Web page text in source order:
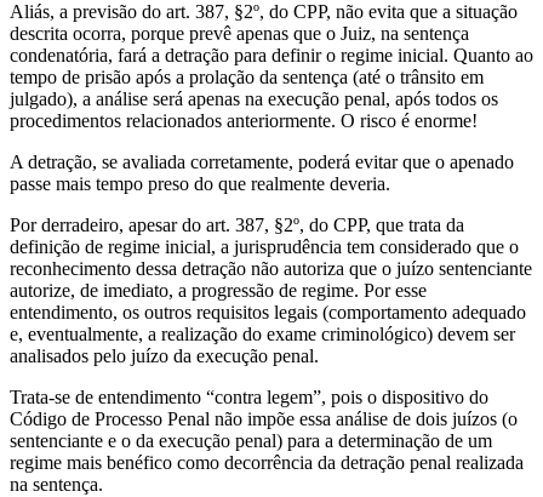
Aliás, a previsão do art. 387, §2º, do CPP, não evita que a situação
descrita ocorra, porque prevê apenas que o Juiz, na sentença
condenatória, fará a detração para definir o regime inicial. Quanto ao
tempo de prisão após a prolação da sentença (até o trânsito em
julgado), a análise será apenas na execução penal, após todos os
procedimentos relacionados anteriormente. O risco é enorme!
A detração, se avaliada corretamente, poderá evitar que o apenado
passe mais tempo preso do que realmente deveria.
Por derradeiro, apesar do art. 387, §2º, do CPP, que trata da
definição de regime inicial, a jurisprudência tem considerado que o
reconhecimento dessa detração não autoriza que o juízo sentenciante
autorize, de imediato, a progressão de regime. Por esse
entendimento, os outros requisitos legais (comportamento adequado
e, eventualmente, a realização do exame criminológico) devem ser
analisados pelo juízo da execução penal.
Trata-se de entendimento “contra legem”, pois o dispositivo do
Código de Processo Penal não impõe essa análise de dois juízos (o
sentenciante e o da execução penal) para a determinação de um
regime mais benéfico como decorrência da detração penal realizada
na sentença.